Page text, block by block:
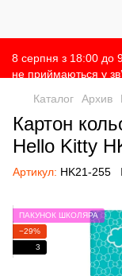
8 серпня з 18:00 до
не приймаються у
за розуміння 💛
Каталог Архив
Картон
Hello Kitty
Артикул: HK21-255
ПАКУНОК ШКОЛЯРА
−29%
3